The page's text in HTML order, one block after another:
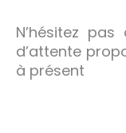
N’hésitez
d’attente
à présent